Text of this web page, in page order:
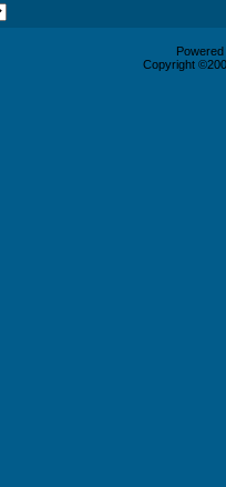
Copyright